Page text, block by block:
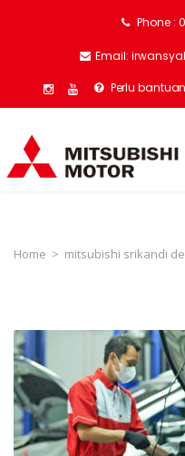
Phone :
Email:
Perlu
Home > mitsubishi srikandi